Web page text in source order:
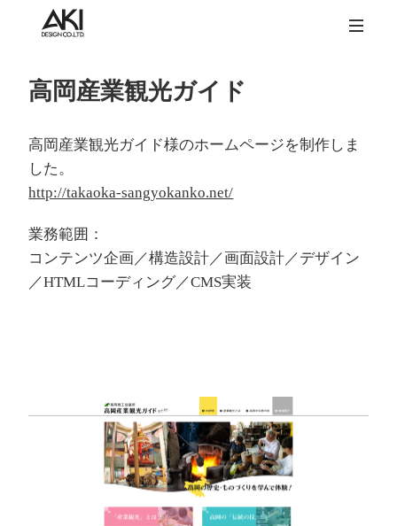
高岡産業観光ガイド
高岡産業観光ガイド様のホームページを制作しま
した。
http://takaoka-sangyokanko.net/
業務範囲：
コンテンツ企画／構造設計／画面設計／デザイン
／HTMLコーディング／CMS実装